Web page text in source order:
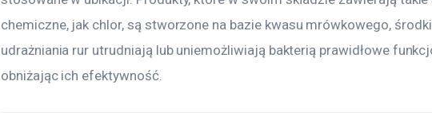
chemiczne, jak chlor, są stworzone na bazie kwasu mrówkowego, środki
udrażniania rur utrudniają lub uniemożliwiają bakterią prawidłowe
obniżając ich efektywność.